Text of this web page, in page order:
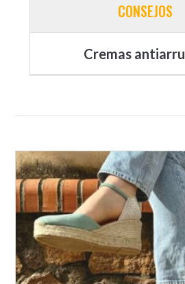
CONSEJOS
Cremas